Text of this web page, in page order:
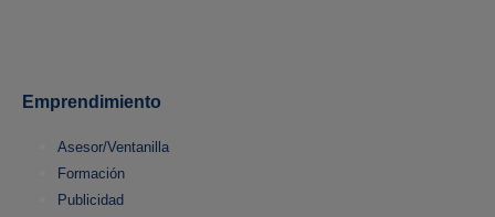
Emprendimiento
Asesor/Ventanilla
Formación
Publicidad